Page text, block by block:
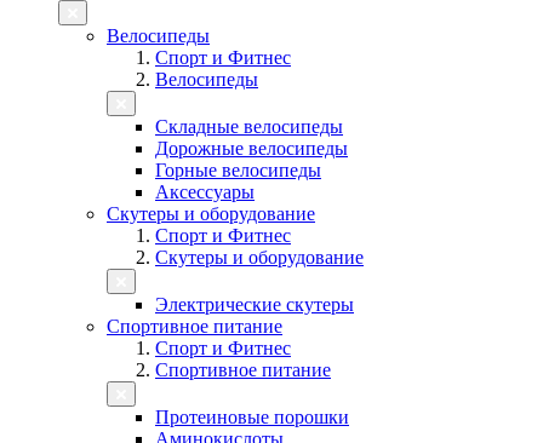
Велосипеды
Спорт и Фитнес
Велосипеды
Складные велосипеды
Дорожные велосипеды
Горные велосипеды
Аксессуары
Скутеры и оборудование
Спорт и Фитнес
Скутеры и оборудование
Электрические скутеры
Спортивное питание
Спорт и Фитнес
Спортивное питание
Протеиновые порошки
Аминокислоты